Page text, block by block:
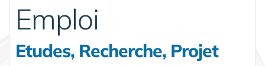
Emploi
Etudes, Recherche, Projet